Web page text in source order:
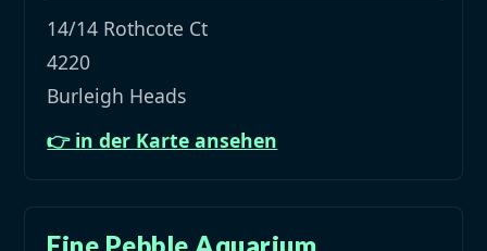
14/14 Rothcote Ct
4220
Burleigh Heads
👉 in der Karte ansehen